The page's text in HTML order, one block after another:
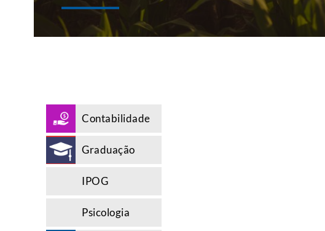
Contabilidade
Graduação
IPOG
Psicologia